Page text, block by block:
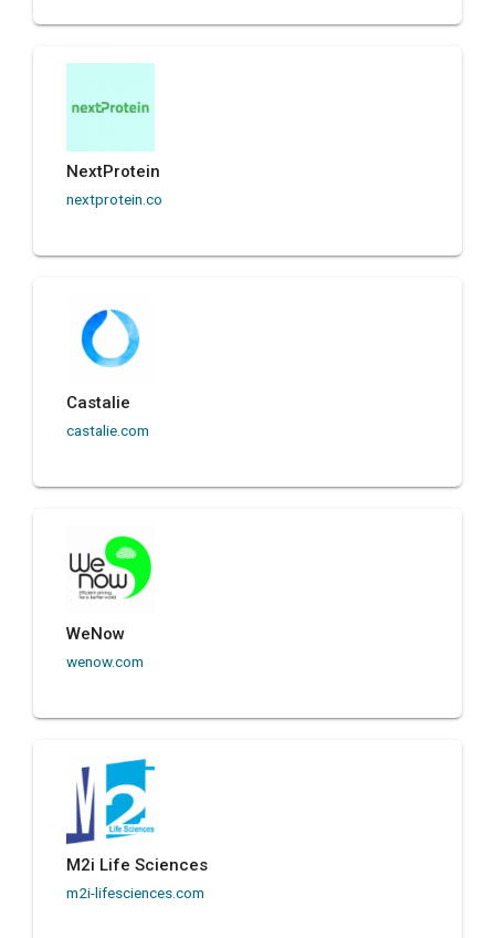
NextProtein
nextprotein.co
Castalie
castalie.com
WeNow
wenow.com
M2i Life Sciences
m2i-lifesciences.com